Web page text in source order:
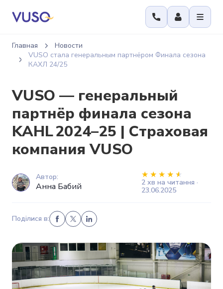
Главная
Новости
VUSO стала генеральным партнёром Финала сезона
КАХЛ 24/25
VUSO — генеральный
партнёр финала сезона
KAHL 2024–25 | Страховая
компания VUSO
Автор:
Анна Бабий
2 хв на читання ·
23.06.2025
Поділися в: